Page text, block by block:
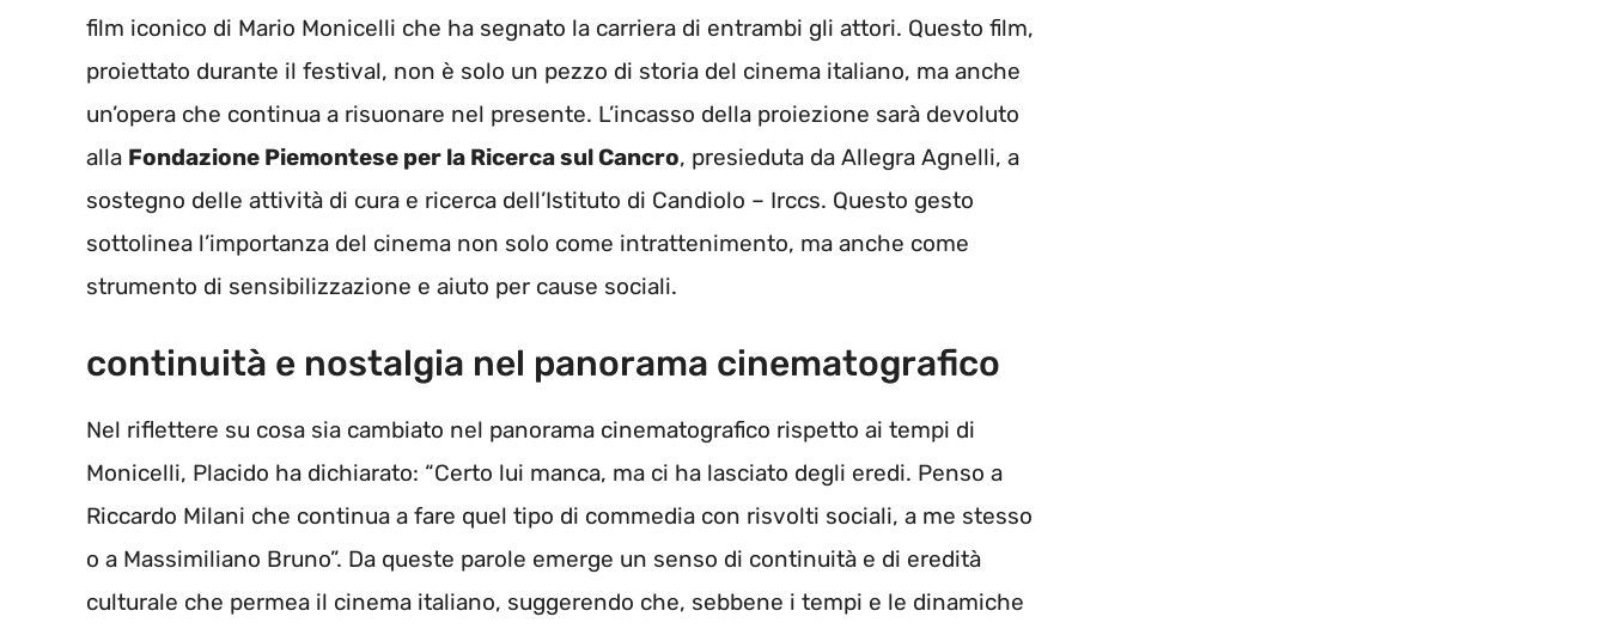
film iconico di Mario Monicelli che ha segnato la carriera di entrambi gli attori. Questo film,
proiettato durante il festival, non è solo un pezzo di storia del cinema italiano, ma anche
un’opera che continua a risuonare nel presente. L’incasso della proiezione sarà devoluto
alla Fondazione Piemontese per la Ricerca sul Cancro, presieduta da Allegra Agnelli, a
sostegno delle attività di cura e ricerca dell’Istituto di Candiolo – Irccs. Questo gesto
sottolinea l’importanza del cinema non solo come intrattenimento, ma anche come
strumento di sensibilizzazione e aiuto per cause sociali.
continuità e nostalgia nel panorama cinematografico
Nel riflettere su cosa sia cambiato nel panorama cinematografico rispetto ai tempi di
Monicelli, Placido ha dichiarato: “Certo lui manca, ma ci ha lasciato degli eredi. Penso a
Riccardo Milani che continua a fare quel tipo di commedia con risvolti sociali, a me stesso
o a Massimiliano Bruno”. Da queste parole emerge un senso di continuità e di eredità
culturale che permea il cinema italiano, suggerendo che, sebbene i tempi e le dinamiche